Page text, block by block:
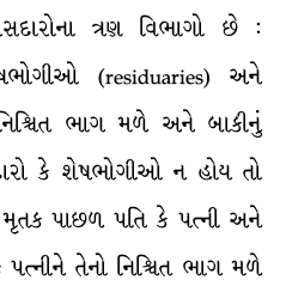
ત્રણ વિભાગો છે :
(residuaries) અને
ભાગ મળે અને બાકીનું
કે શેષભોગીઓ ન હોય તો
પાછળ પતિ કે પત્ની અને
તેનો નિશ્ચિત ભાગ મળે